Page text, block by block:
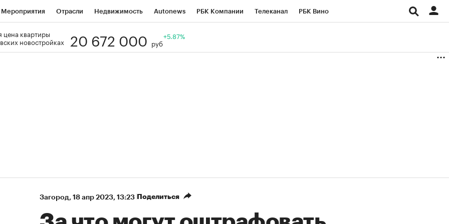
Мероприятия Отрасли Недвижимость Autonews РБК Компании Телеканал РБК Вино
Визионеры
цена квартиры
новостройках
20 672 000 руб
+5.87%
Загород⁠, 18 апр 2023, 13:23 Поделиться